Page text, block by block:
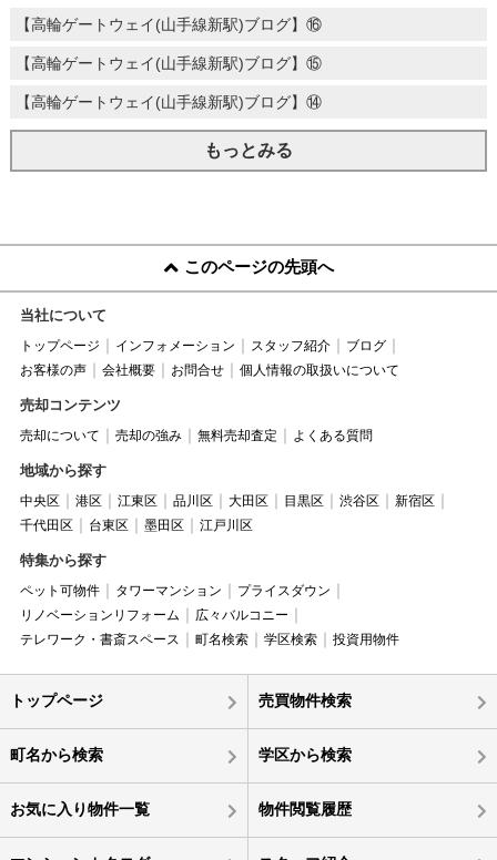
【高輪ゲートウェイ(山手線新駅)ブログ】⑯
【高輪ゲートウェイ(山手線新駅)ブログ】⑮
【高輪ゲートウェイ(山手線新駅)ブログ】⑭
もっとみる
このページの先頭へ
当社について
トップページ インフォメーション スタッフ紹介
ブログ
お客様の声
会社概要 お問合せ 個人情報の取扱いについて
売却コンテンツ
売却について 売却の強み 無料売却査定 よくある質問
地域から探す
中央区 港区 江東区 品川区 大田区 目黒区 渋谷区
新宿区
千代田区
台東区 墨田区 江戸川区
特集から探す
ペット可物件 タワーマンション
プライスダウン
リノベーションリフォーム
広々バルコニー
テレワーク・書斎スペース
町名検索 学区検索 投資用物件
トップページ 売買物件検索
町名から検索 学区から検索
お気に入り物件一覧 物件閲覧履歴